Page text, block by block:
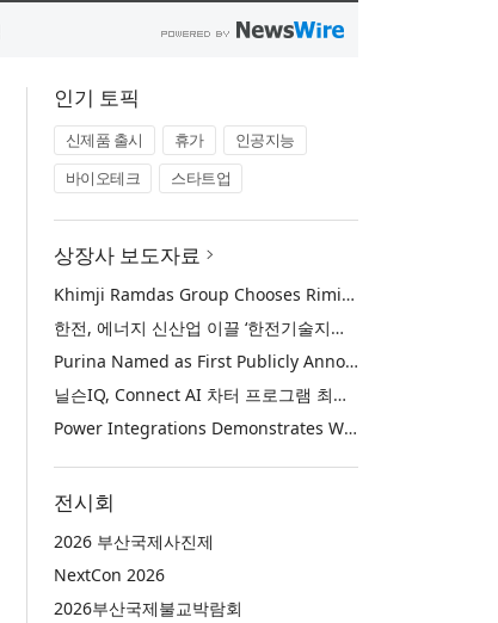
인기 토픽
신제품 출시 휴가
인공지능
바이오테크
스타트업
상장사 보도자료
Khimji Ramdas Group Chooses Rimini Street to Reduce SAP Support Costs, Protect 700+ Customizations and Reinvest Savings in Innovation
한전, 에너지 신산업 이끌 ‘한전기술지주’ 공식 출범
Purina Named as First Publicly Announced NIQ ConnectAI Charter Client
닐슨IQ, Connect AI 차터 프로그램 최초 고객사 ‘퓨리나’ 선정
Power Integrations Demonstrates World’s First 2200 V GaN Technology for Next-Era High-Voltage Power Systems
전시회
2026 부산국제사진제
NextCon 2026
2026부산국제불교박람회